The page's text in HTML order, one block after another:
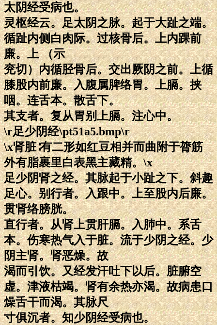
太阴经受病也。
灵枢经云。足太阴之脉。起于大趾之端。
循趾内侧白肉际。过核骨后。上内踝前
廉。上 （示
兖切）内循胫骨后。交出厥阴之前。上循
膝股内前廉。入腹属脾络胃。上膈。挟
咽。连舌本。散舌下。
其支者。复从胃别上膈。注心中。
\r足少阴经\pt51a5.bmp\r
\x肾脏∶有二形如红豆相并而曲附于膂筋
外有脂裹里白表黑主藏精。\x
足少阴肾之经。其脉起于小趾之下。斜趣
足心。别行者。入跟中。上至股内后廉。
贯肾络膀胱。
直行者。从肾上贯肝膈。入肺中。系舌
本。伤寒热气入于脏。流于少阴之经。少
阴主肾。肾恶燥。故
渴而引饮。又经发汗吐下以后。脏腑空
虚。津液枯竭。肾有余热亦渴。故病患口
燥舌干而渴。其脉尺
寸俱沉者。知少阴经受病也。